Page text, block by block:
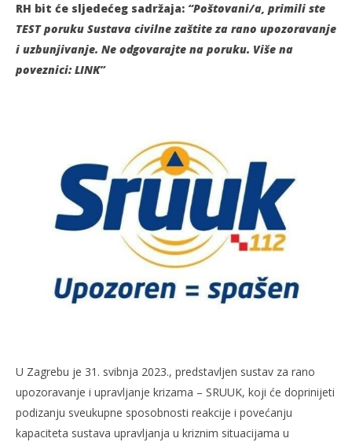
slatina.net
RH bit će sljedećeg sadržaja: “Poštovani/a, primili ste
TEST poruku Sustava civilne zaštite za rano upozoravanje
i uzbunjivanje. Ne odgovarajte na poruku. Više na
poveznici: LINK”
U Zagrebu je 31. svibnja 2023., predstavljen sustav za rano
upozoravanje i upravljanje krizama – SRUUK, koji će doprinijeti
podizanju sveukupne sposobnosti reakcije i povećanju
kapaciteta sustava upravljanja u kriznim situacijama u